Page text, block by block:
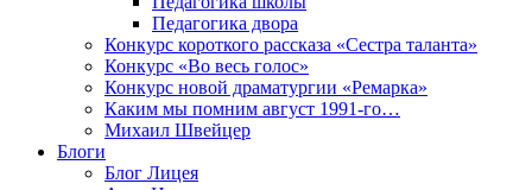
Педагогика двора
Конкурс короткого рассказа «Сестра таланта»
Конкурс «Во весь голос»
Конкурс новой драматургии «Ремарка»
Каким мы помним август 1991-го…
Михаил Швейцер
Блоги
Блог Лицея